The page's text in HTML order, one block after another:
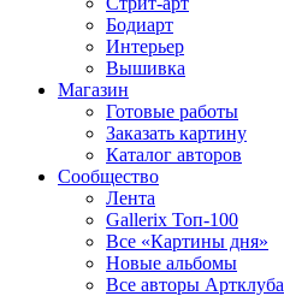
Бодиарт
Интерьер
Вышивка
Магазин
Готовые работы
Заказать картину
Каталог авторов
Сообщество
Лента
Gallerix Топ-100
Все «Картины дня»
Новые альбомы
Все авторы Артклуба